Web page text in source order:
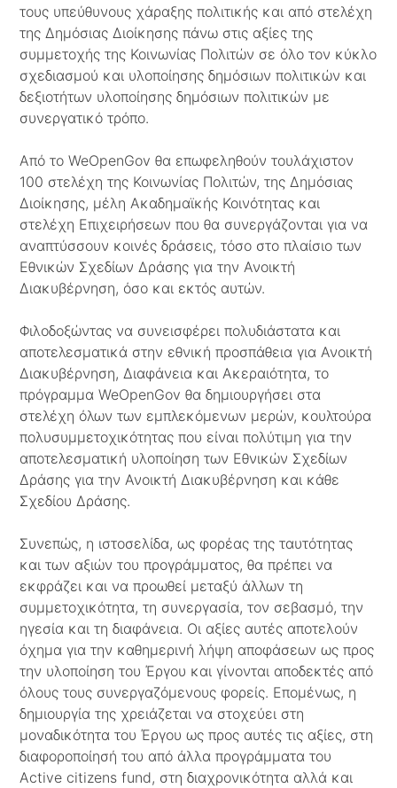
τους υπεύθυνους χάραξης πολιτικής και από στελέχη
της Δημόσιας Διοίκησης πάνω στις αξίες της
συμμετοχής της Κοινωνίας Πολιτών σε όλο τον κύκλο
σχεδιασμού και υλοποίησης δημόσιων πολιτικών και
δεξιοτήτων υλοποίησης δημόσιων πολιτικών με
συνεργατικό τρόπο.
Από το WeOpenGov θα επωφεληθούν τουλάχιστον
100 στελέχη της Κοινωνίας Πολιτών, της Δημόσιας
Διοίκησης, μέλη Ακαδημαϊκής Κοινότητας και
στελέχη Επιχειρήσεων που θα συνεργάζονται για να
αναπτύσσουν κοινές δράσεις, τόσο στο πλαίσιο των
Εθνικών Σχεδίων Δράσης για την Ανοικτή
Διακυβέρνηση, όσο και εκτός αυτών.
Φιλοδοξώντας να συνεισφέρει πολυδιάστατα και
αποτελεσματικά στην εθνική προσπάθεια για Ανοικτή
Διακυβέρνηση, Διαφάνεια και Ακεραιότητα, το
πρόγραμμα WeOpenGov θα δημιουργήσει στα
στελέχη όλων των εμπλεκόμενων μερών, κουλτούρα
πολυσυμμετοχικότητας που είναι πολύτιμη για την
αποτελεσματική υλοποίηση των Εθνικών Σχεδίων
Δράσης για την Ανοικτή Διακυβέρνηση και κάθε
Σχεδίου Δράσης.
Συνεπώς, η ιστοσελίδα, ως φορέας της ταυτότητας
και των αξιών του προγράμματος, θα πρέπει να
εκφράζει και να προωθεί μεταξύ άλλων τη
συμμετοχικότητα, τη συνεργασία, τον σεβασμό, την
ηγεσία και τη διαφάνεια. Οι αξίες αυτές αποτελούν
όχημα για την καθημερινή λήψη αποφάσεων ως προς
την υλοποίηση του Έργου και γίνονται αποδεκτές από
όλους τους συνεργαζόμενους φορείς. Επομένως, η
δημιουργία της χρειάζεται να στοχεύει στη
μοναδικότητα του Έργου ως προς αυτές τις αξίες, στη
διαφοροποίησή του από άλλα προγράμματα του
Active citizens fund, στη διαχρονικότητα αλλά και